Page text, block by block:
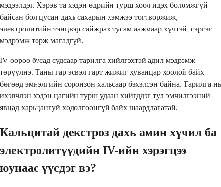
мэдээлдэг. Хэрэв та хэдэн өдрийн турш хоол идэх боломжгүй
байсан бол цусан дахь сахарын хэмжээ тогтворжиж,
электролитийн тэнцвэр сайжрах тусам аажмаар хүчтэй, сэргэг
мэдрэмж төрж магадгүй.
IV өөрөө бусад судсаар тарилга хийлгэхтэй адил мэдрэмж
төрүүлнэ. Таны гар эсвэл гарт жижиг хуванцар хоолой байх
бөгөөд эмнэлгийн соронзон хальсаар бэхэлсэн байна. Тарилга нь
ихэвчлэн хэдэн цагийн турш удаан хийгддэг тул эмчилгээний
явцад харьцангуй хөдөлгөөнгүй байх шаардлагатай.
Кальцитай декстроз дахь амин хүчил ба
электролитүүдийн IV-ийн хэрэгцээ
юунаас үүсдэг вэ?